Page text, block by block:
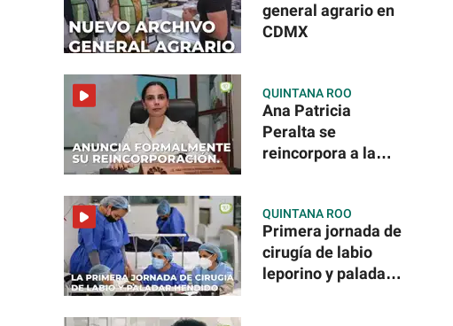
general agrario en
CDMX
QUINTANA ROO
Ana Patricia
Peralta se
reincorpora a la
QUINTANA ROO
Primera jornada de
cirugía de labio
leporino y paladar